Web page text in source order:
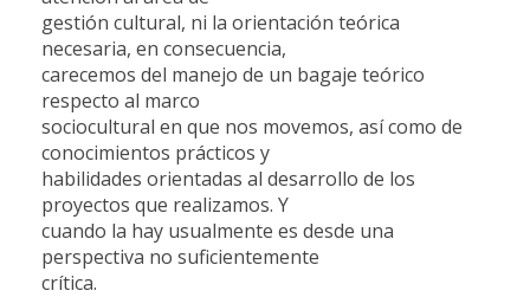
gestión cultural, ni la orientación teórica
necesaria, en consecuencia,
carecemos del manejo de un bagaje teórico
respecto al marco
sociocultural en que nos movemos, así como de
conocimientos prácticos y
habilidades orientadas al desarrollo de los
proyectos que realizamos. Y
cuando la hay usualmente es desde una
perspectiva no suficientemente
crítica.